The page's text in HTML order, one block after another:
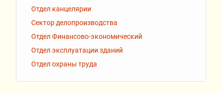
Отдел канцелярии
Сектор делопроизводства
Отдел Финансово-экономический
Отдел эксплуатации зданий
Отдел охраны труда